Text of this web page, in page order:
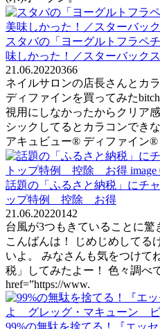
スタバの「ヨーグルトフラペ
味しかった！／スターバック
21.06.20220366
ネイルサロンの店長さんとカ
ディファインを買ってみた
視用にしなかったからクリア
シックしてるとカラコンでき
アキュビュー® ディファイン®
話題の「ふるさと納税」にチ
ップ特例 控除 お得
21.06.20220142
台風が3つもきていることに驚
こんばんは！ じめじめしてる
いよ。 みなさんも気をつけ
税」してみたよー！ 色々調べ
href=”https://www.
99%の無駄を捨てる！『エッ